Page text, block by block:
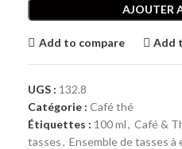
AJOUTER
Add to compare Add
UGS : 132.8
Catégorie : Café thé
Étiquettes : 100 ml, Café &
tasses, Ensemble de tasses à